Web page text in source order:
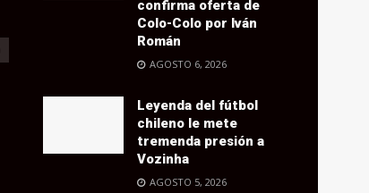
confirma oferta de
Colo-Colo por Iván
Román
AGOSTO 6, 2026
Leyenda del fútbol
chileno le mete
tremenda presión a
Vozinha
AGOSTO 5, 2026